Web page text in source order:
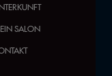
SALON